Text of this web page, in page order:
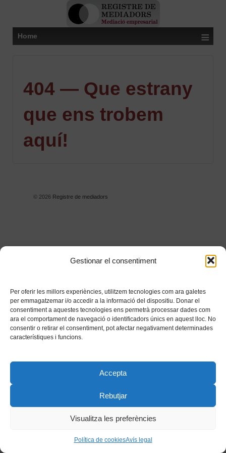
Gestionar el consentiment
Per oferir les millors experiències, utilitzem tecnologies com ara galetes
per emmagatzemar i/o accedir a la informació del dispositiu. Donar el
consentiment a aquestes tecnologies ens permetrà processar dades com
ara el comportament de navegació o identificadors únics en aquest lloc. No
consentir o retirar el consentiment, pot afectar negativament determinades
característiques i funcions.
Accepta
Rebutjar
Visualitza les preferències
Política de cookiesAvís legal
Home ≡
404 — Que estrany
que ens trobem
aquí!
© 2026Registre de mediadors